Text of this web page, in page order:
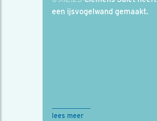
een ijsvogelwand gemaakt.
lees meer